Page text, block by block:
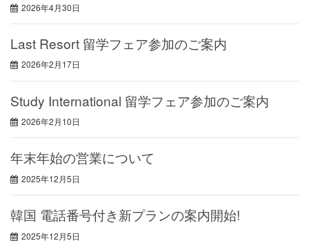
2026年4月30日
Last Resort 留学フェア参加のご案内
2026年2月17日
Study International 留学フェア参加のご案内
2026年2月10日
年末年始の営業について
2025年12月5日
韓国 電話番号付き新プランの案内開始!
2025年12月5日